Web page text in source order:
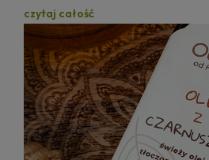
czytaj całość